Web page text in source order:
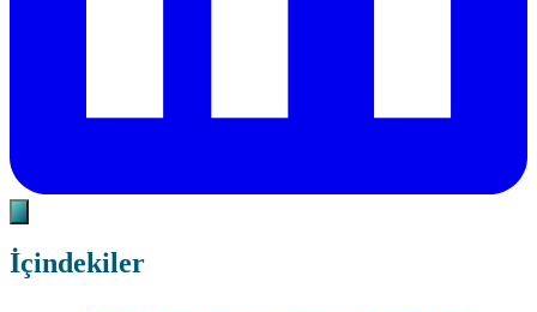
İçindekiler